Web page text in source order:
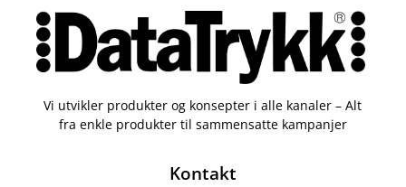
Vi utvikler produkter og konsepter i alle kanaler – Alt
fra enkle produkter til sammensatte kampanjer
Kontakt